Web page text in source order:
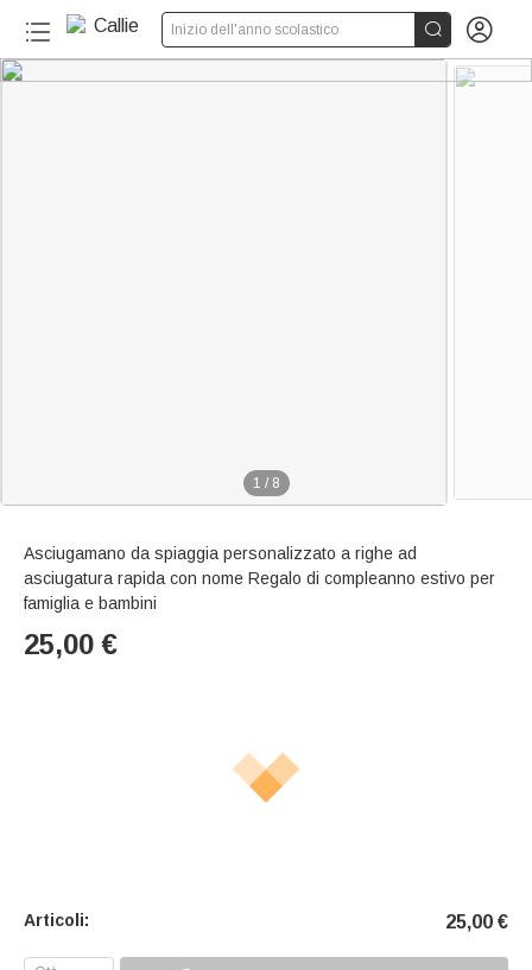
Inizio dell'anno scolastico  
1 / 8
Asciugamano da spiaggia personalizzato a righe ad
asciugatura rapida con nome Regalo di compleanno estivo per
famiglia e bambini
25,00 €
Articoli: 25,00 €